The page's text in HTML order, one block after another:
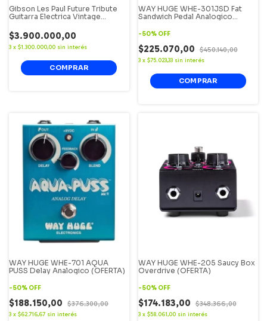
Gibson Les Paul Future Tribute
Guitarra Electrica Vintage
$3.900.000,00
3 x $1.300.000,00 sin interés
WAY HUGE WHE-301JSD Fat
Sandwich Pedal Analogico
-50% OFF
$225.070,00 $450.140,00
3 x $75.023,33 sin interés
WAY HUGE WHE-701 AQUA
PUSS Delay Analogico (OFERTA)
-50% OFF
$188.150,00 $376.300,00
3 x $62.716,67 sin interés
WAY HUGE WHE-205 Saucy Box
Overdrive (OFERTA)
-50% OFF
$174.183,00 $348.366,00
3 x $58.061,00 sin interés